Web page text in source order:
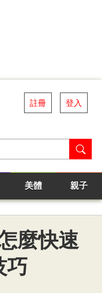
註冊 登入
美體 親子
麼快速
巧